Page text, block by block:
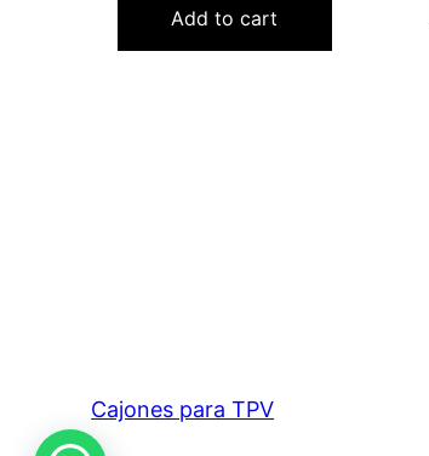
Add to cart
Cajones para TPV